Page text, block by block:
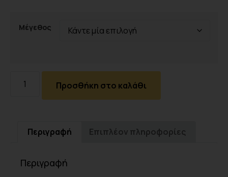
Μέγεθος
Προσθήκη στο καλάθι
Περιγραφή Επιπλέον πληροφορίες
Περιγραφή